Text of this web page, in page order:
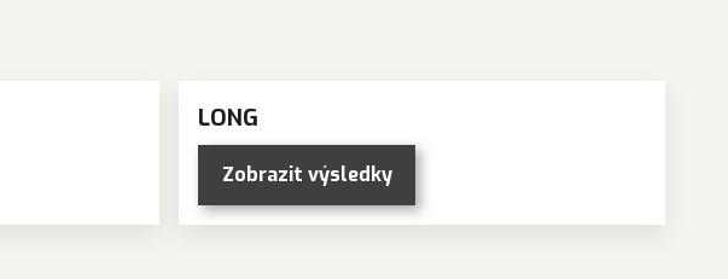
LONG
Zobrazit výsledky